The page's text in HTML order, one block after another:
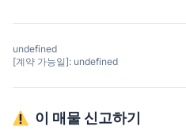
undefined
[계약 가능일]: undefined
이 매물 신고하기